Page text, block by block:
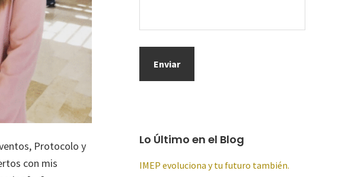
Protocolo y
con mis
Lo Último en el Blog
IMEP evoluciona y tu futuro también.